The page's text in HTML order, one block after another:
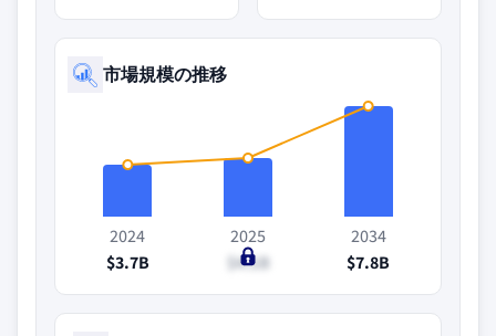
市場規模の推移
2024
$3.7B
2025
$4.1B
2034
$7.8B